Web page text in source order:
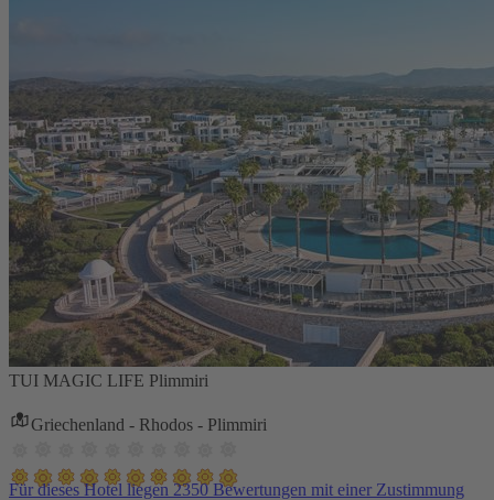
TUI MAGIC LIFE Plimmiri
Griechenland - Rhodos - Plimmiri
Für dieses Hotel liegen 2350 Bewertungen mit einer Zustimmung